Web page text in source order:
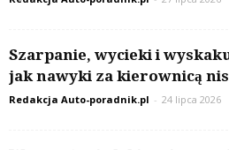
Szarpanie, wycieki i
jak nawyki za kierownicą
Redakcja Auto-poradnik.pl - 24 lipca 2026